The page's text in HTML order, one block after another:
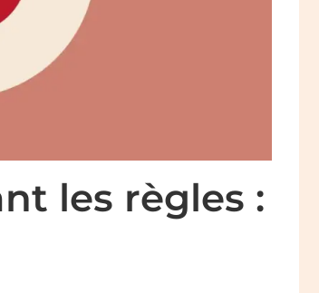
les règles :